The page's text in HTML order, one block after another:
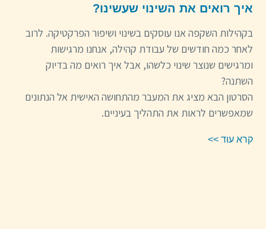
איך רואים את השינוי שעשינו?
בקהילות השקפה אנו עוסקים בשינוי ושיפור הפרקטיקה. לרוב
לאחר כמה חודשים של עבודת קהילה, אנחנו מרגישות
ומרגישים שנוצר שינוי כלשהו, אבל איך רואים מה בדיוק
השתנה?
הסרטון הבא מציג את המעבר מהתחושה האישית אל הנתונים
שמאפשרים לראות את התהליך בעיניים.
קרא עוד >>